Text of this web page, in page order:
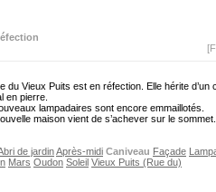
du Vieux Puits est en réfection. Elle hérite d’un
en pierre.
lampadaires sont encore emmaillotés.
maison vient de s’achever sur le
de jardinAprès-midi Caniveau Façade
Mars Oudon Soleil Vieux Puits (Rue du)